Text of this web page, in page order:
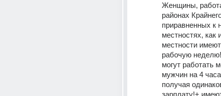
Женщины,
районах
приравненных к
местностях, как
местности
рабочую
могут работать
мужчин на 4
получая
зарплату!+